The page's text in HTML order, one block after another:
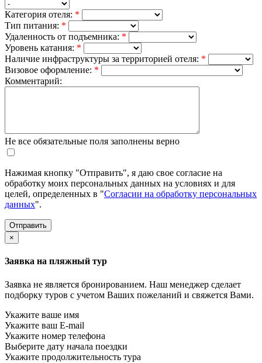
Категория отеля: *
Тип питания: *
Удаленность от подъемника: *
Уровень катания: *
Наличие инфраструктуры за территорией отеля: *
Визовое оформление: *
Комментарий:
Не все обязательные поля заполнены верно
Нажимая кнопку "Отправить", я даю свое согласие на
обработку моих персональных данных на условиях и для
целей, определенных в "Согласии на обработку персональных
данных".
×
Заявка на пляжный тур
Заявка не является бронированием. Наш менеджер сделает
подборку туров с учетом Ваших пожеланий и свяжется Вами.
Укажите ваше имя
Укажите ваш E-mail
Укажите номер телефона
Выберите дату начала поездки
Укажите продолжительность тура